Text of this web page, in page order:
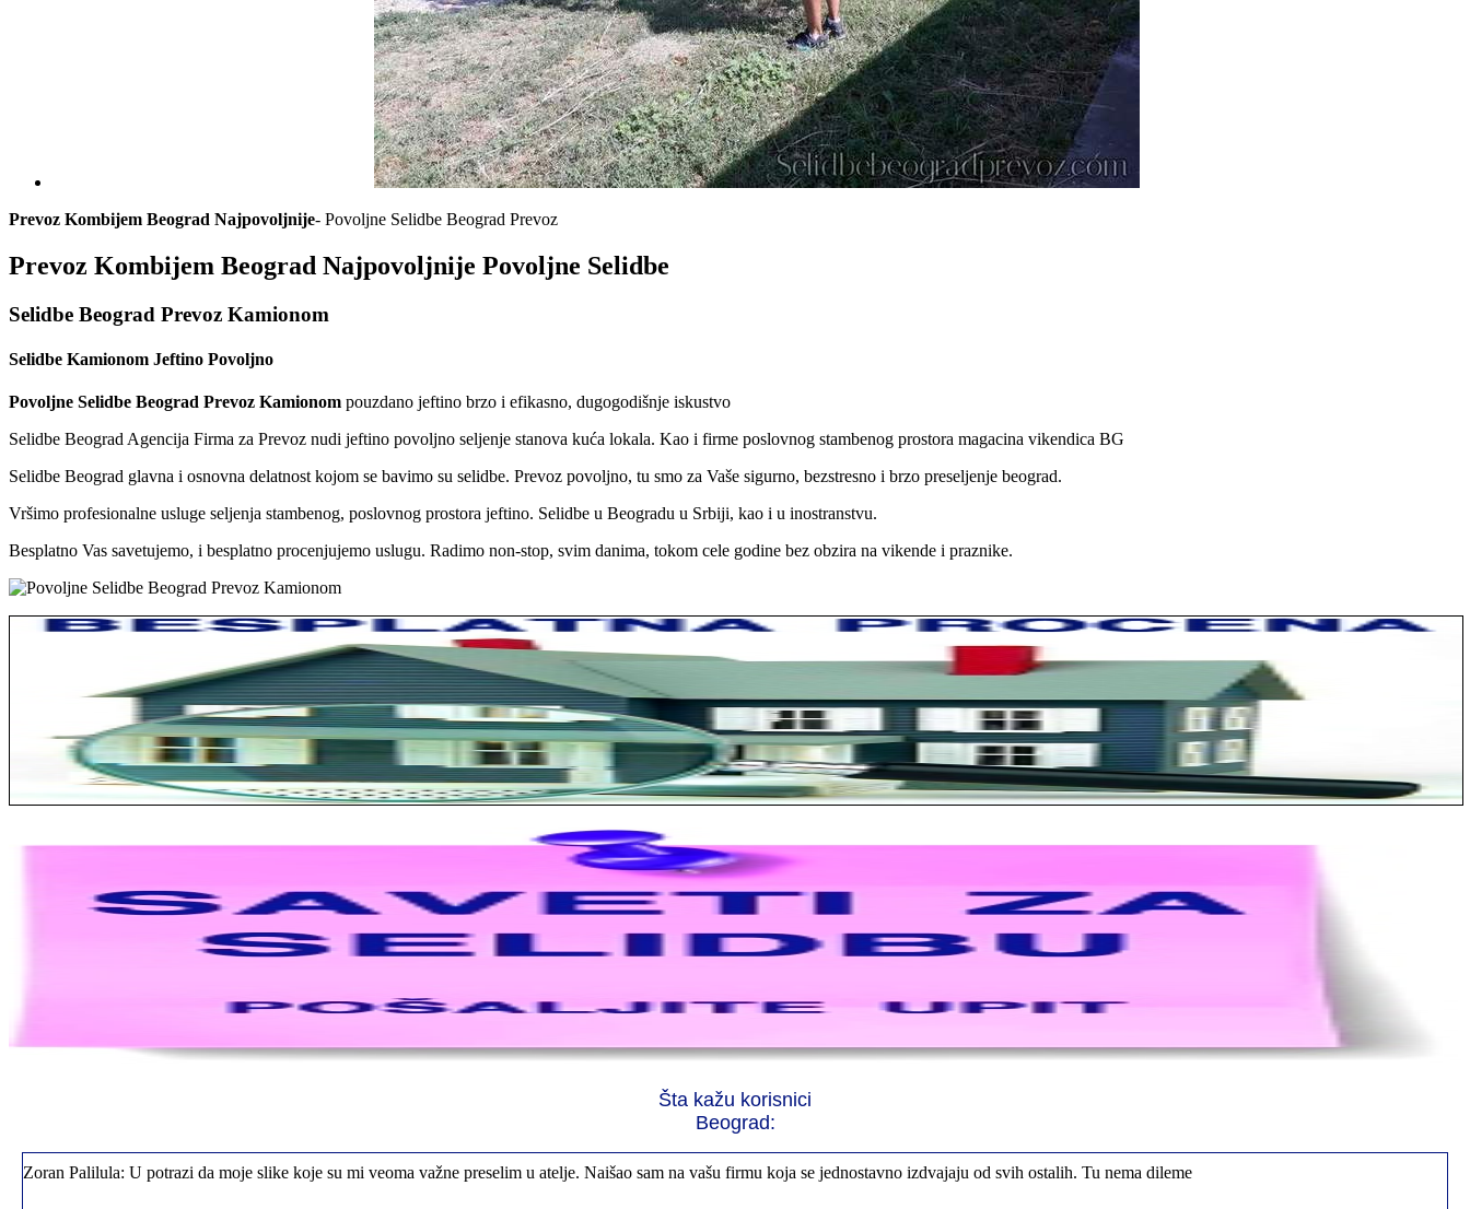
Prevoz Kombijem Beograd Najpovoljnije- Povoljne Selidbe Beograd Prevoz
Prevoz Kombijem Beograd Najpovoljnije Povoljne Selidbe
Selidbe Beograd Prevoz Kamionom
Selidbe Kamionom Jeftino Povoljno
Povoljne Selidbe Beograd Prevoz Kamionom pouzdano jeftino brzo i efikasno, dugogodišnje iskustvo
Selidbe Beograd Agencija Firma za Prevoz nudi jeftino povoljno seljenje stanova kuća lokala. Kao i firme poslovnog stambenog prostora magacina vikendica BG
Selidbe Beograd glavna i osnovna delatnost kojom se bavimo su selidbe. Prevoz povoljno, tu smo za Vaše sigurno, bezstresno i brzo preseljenje beograd.
Vršimo profesionalne usluge seljenja stambenog, poslovnog prostora jeftino. Selidbe u Beogradu u Srbiji, kao i u inostranstvu.
Besplatno Vas savetujemo, i besplatno procenjujemo uslugu. Radimo non-stop, svim danima, tokom cele godine bez obzira na vikende i praznike.
Šta kažu korisnici
Beograd:
Zoran Palilula: U potrazi da moje slike koje su mi veoma važne preselim u atelje. Naišao sam na vašu firmu koja se jednostavno izdvajaju od svih ostalih. Tu nema dileme